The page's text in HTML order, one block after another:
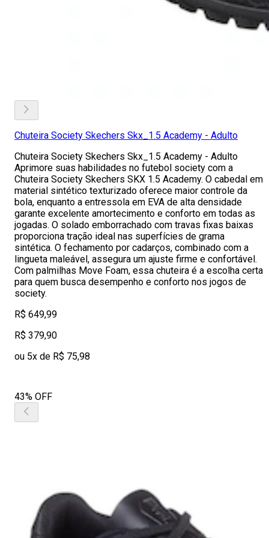
Chuteira Society Skechers Skx_1.5 Academy - Adulto
Chuteira Society Skechers Skx_1.5 Academy - Adulto
Aprimore suas habilidades no futebol society com a
Chuteira Society Skechers SKX 1.5 Academy. O cabedal em
material sintético texturizado oferece maior controle da
bola, enquanto a entressola em EVA de alta densidade
garante excelente amortecimento e conforto em todas as
jogadas. O solado emborrachado com travas fixas baixas
proporciona tração ideal nas superfícies de grama
sintética. O fechamento por cadarços, combinado com a
lingueta maleável, assegura um ajuste firme e confortável.
Com palmilhas Move Foam, essa chuteira é a escolha certa
para quem busca desempenho e conforto nos jogos de
society.
R$ 649,99
R$ 379,90
ou 5x de R$ 75,98
43% OFF